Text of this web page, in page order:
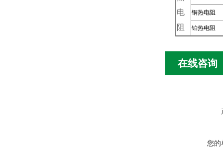
电
阻
铜热电阻
铂热电阻
在线咨询
您的